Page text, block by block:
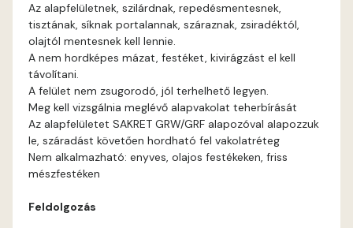
Cognac C
Coral B
Az alapfelületnek, szilárdnak, repedésmentesnek,
tisztának, síknak portalannak, száraznak, zsiradéktól,
olajtól mentesnek kell lennie.
A nem hordképes mázat, festéket, kivirágzást el kell
távolítani.
A felület nem zsugorodó, jól terhelhető legyen.
Meg kell vizsgálnia meglévő alapvakolat teherbírását
Az alapfelületet SAKRET GRW/GRF alapozóval alapozzuk
le, száradást követően hordható fel vakolatréteg
Nem alkalmazható: enyves, olajos festékeken, friss
mészfestéken
Feldolgozás